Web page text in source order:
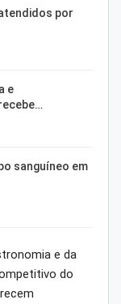
por
e
sanguíneo em
e da
do